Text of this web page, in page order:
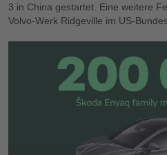
3 in China gestartet. Eine weitere
Volvo-Werk Ridgeville im US-